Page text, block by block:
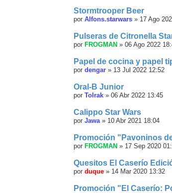
Stormtrooper Beer
por Alfons.starwars » 17 Ago
Pulseras de Citronella
por FROGMAN » 06 Ago 2022
Papel de cocina y papel
por dengar » 13 Jul 2022 12:52
Oral-B Junior
por Tolrak » 06 Abr 2022 13:45
Calippo Star Wars
por Jawa» 10 Abr 2021 18:04
Promoción "Pavoninos
por FROGMAN » 17 Sep 2020
Quesitos El Caserío
por duque » 14 Mar 2020 13:32
Promoción "El Caserío: